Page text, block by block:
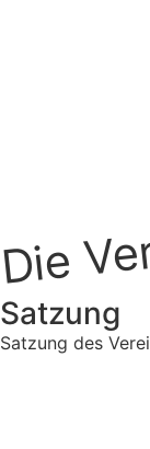
Satzung
Satzung des